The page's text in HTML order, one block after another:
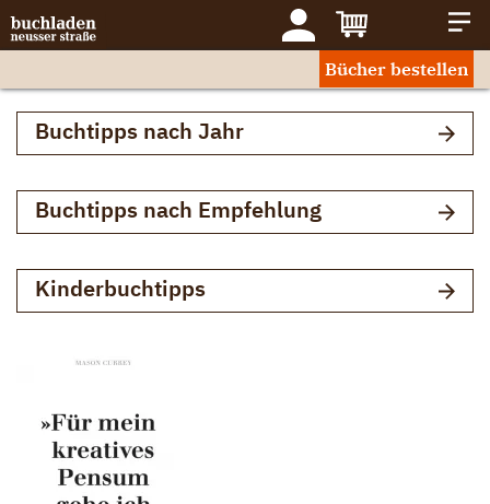
Bücher bestellen
Buchtipps nach Jahr
Buchtipps nach Empfehlung
Kinderbuchtipps